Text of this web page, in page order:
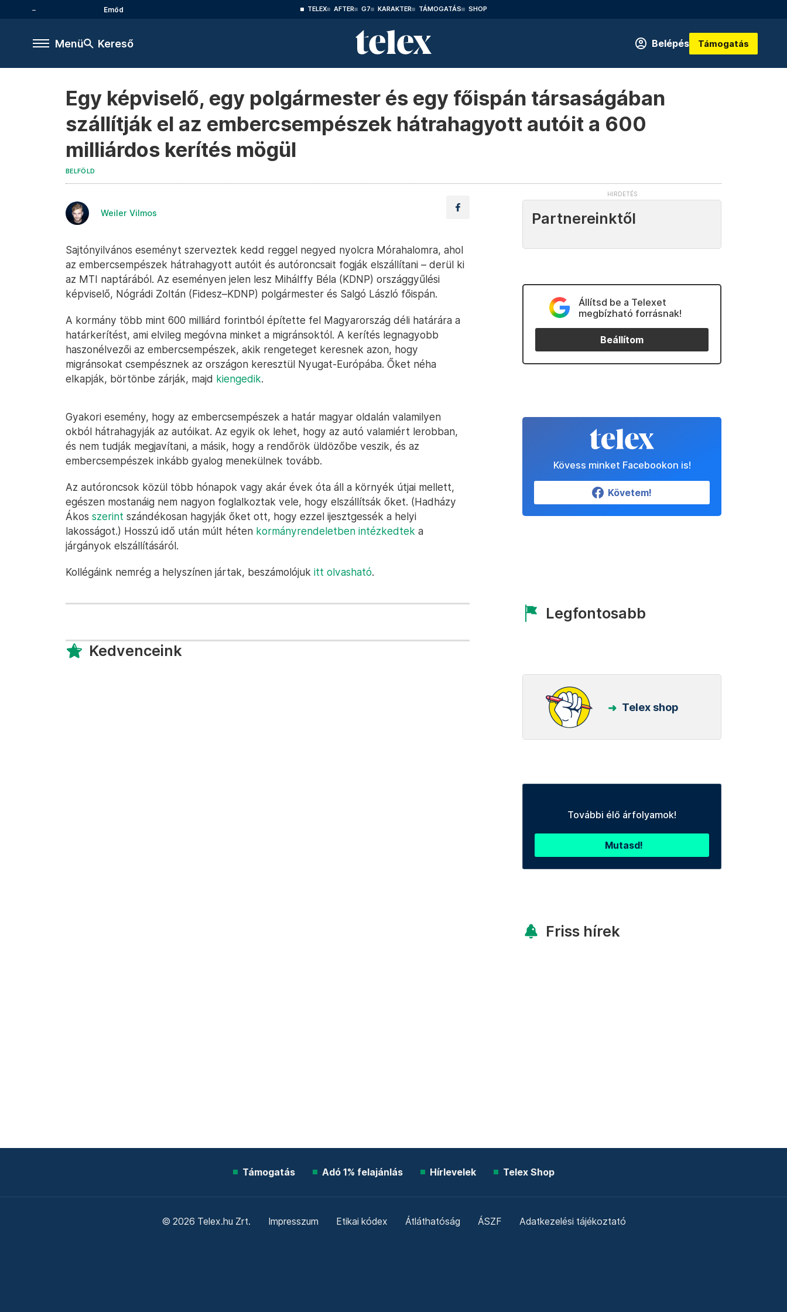
Emőd TELEX AFTER G7 KARAKTER TÁMOGATÁS SHOP
Menü Kereső Belépés Támogatás
Egy képviselő, egy polgármester és egy főispán társaságában
szállítják el az embercsempészek hátrahagyott autóit a 600
milliárdos kerítés mögül
BELFÖLD
Weiler Vilmos
Sajtónyilvános eseményt szerveztek kedd reggel negyed nyolcra Mórahalomra, ahol
az embercsempészek hátrahagyott autóit és autóroncsait fogják elszállítani – derül ki
az MTI naptárából. Az eseményen jelen lesz Mihálffy Béla (KDNP) országgyűlési
képviselő, Nógrádi Zoltán (Fidesz–KDNP) polgármester és Salgó László főispán.
A kormány több mint 600 milliárd forintból építette fel Magyarország déli határára a
határkerítést, ami elvileg megóvna minket a migránsoktól. A kerítés legnagyobb
haszonélvezői az embercsempészek, akik rengeteget keresnek azon, hogy
migránsokat csempésznek az országon keresztül Nyugat-Európába. Őket néha
elkapják, börtönbe zárják, majd kiengedik.
Gyakori esemény, hogy az embercsempészek a határ magyar oldalán valamilyen
okból hátrahagyják az autóikat. Az egyik ok lehet, hogy az autó valamiért lerobban,
és nem tudják megjavítani, a másik, hogy a rendőrök üldözőbe veszik, és az
embercsempészek inkább gyalog menekülnek tovább.
Az autóroncsok közül több hónapok vagy akár évek óta áll a környék útjai mellett,
egészen mostanáig nem nagyon foglalkoztak vele, hogy elszállítsák őket. (Hadházy
Ákos szerint szándékosan hagyják őket ott, hogy ezzel ijesztgessék a helyi
lakosságot.) Hosszú idő után múlt héten kormányrendeletben intézkedtek a
járgányok elszállításáról.
Kollégáink nemrég a helyszínen jártak, beszámolójuk itt olvasható.
Kedvenceink
Partnereinktől
Állítsd be a Telexet
megbízható forrásnak!
Beállítom
Kövess minket Facebookon is!
Követem!
Legfontosabb
Telex shop
További élő árfolyamok!
Mutasd!
Friss hírek
Támogatás Adó 1% felajánlás Hírlevelek Telex Shop
© 2026 Telex.hu Zrt. Impresszum Etikai kódex Átláthatóság ÁSZF Adatkezelési tájékoztató